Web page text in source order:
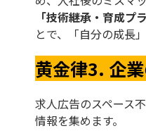
「技術継承・育成プ
とで、「自分の成長
黄金律3. 企
求人広告のスペース
情報を集めます。